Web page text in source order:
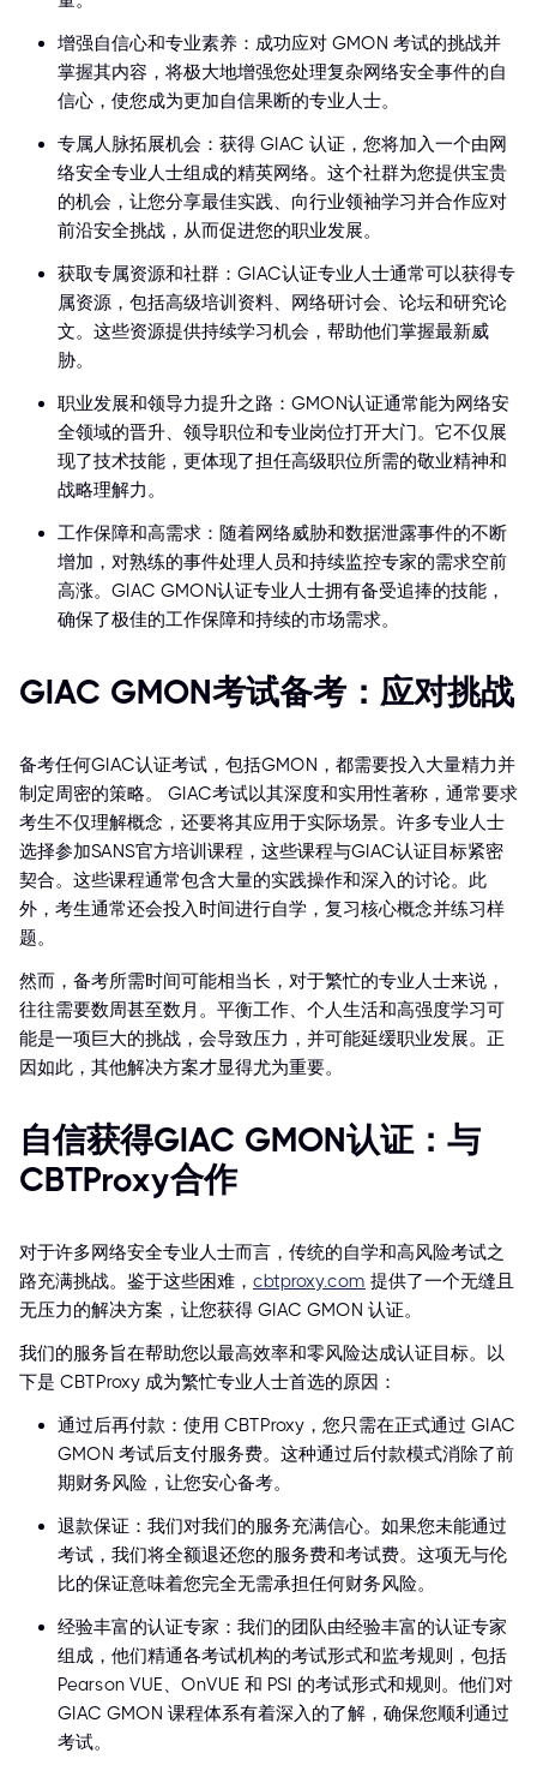
增强自信心和专业素养：成功应对 GMON 考试的挑战并
掌握其内容，将极大地增强您处理复杂网络安全事件的自
信心，使您成为更加自信果断的专业人士。
专属人脉拓展机会：获得 GIAC 认证，您将加入一个由网
络安全专业人士组成的精英网络。这个社群为您提供宝贵
的机会，让您分享最佳实践、向行业领袖学习并合作应对
前沿安全挑战，从而促进您的职业发展。
获取专属资源和社群：GIAC认证专业人士通常可以获得专
属资源，包括高级培训资料、网络研讨会、论坛和研究论
文。这些资源提供持续学习机会，帮助他们掌握最新威
胁。
职业发展和领导力提升之路：GMON认证通常能为网络安
全领域的晋升、领导职位和专业岗位打开大门。它不仅展
现了技术技能，更体现了担任高级职位所需的敬业精神和
战略理解力。
工作保障和高需求：随着网络威胁和数据泄露事件的不断
增加，对熟练的事件处理人员和持续监控专家的需求空前
高涨。GIAC GMON认证专业人士拥有备受追捧的技能，
确保了极佳的工作保障和持续的市场需求。
GIAC GMON考试备考：应对挑战
备考任何GIAC认证考试，包括GMON，都需要投入大量精力并
制定周密的策略。 GIAC考试以其深度和实用性著称，通常要求
考生不仅理解概念，还要将其应用于实际场景。许多专业人士
选择参加SANS官方培训课程，这些课程与GIAC认证目标紧密
契合。这些课程通常包含大量的实践操作和深入的讨论。此
外，考生通常还会投入时间进行自学，复习核心概念并练习样
题。
然而，备考所需时间可能相当长，对于繁忙的专业人士来说，
往往需要数周甚至数月。平衡工作、个人生活和高强度学习可
能是一项巨大的挑战，会导致压力，并可能延缓职业发展。正
因如此，其他解决方案才显得尤为重要。
自信获得GIAC GMON认证：与
CBTProxy合作
对于许多网络安全专业人士而言，传统的自学和高风险考试之
路充满挑战。鉴于这些困难， cbtproxy.com 提供了一个无缝且
无压力的解决方案，让您获得 GIAC GMON 认证。
我们的服务旨在帮助您以最高效率和零风险达成认证目标。以
下是 CBTProxy 成为繁忙专业人士首选的原因：
通过后再付款：使用 CBTProxy，您只需在正式通过 GIAC
GMON 考试后支付服务费。这种通过后付款模式消除了前
期财务风险，让您安心备考。
退款保证：我们对我们的服务充满信心。如果您未能通过
考试，我们将全额退还您的服务费和考试费。这项无与伦
比的保证意味着您完全无需承担任何财务风险。
经验丰富的认证专家：我们的团队由经验丰富的认证专家
组成，他们精通各考试机构的考试形式和监考规则，包括
Pearson VUE、OnVUE 和 PSI 的考试形式和规则。他们对
GIAC GMON 课程体系有着深入的了解，确保您顺利通过
考试。